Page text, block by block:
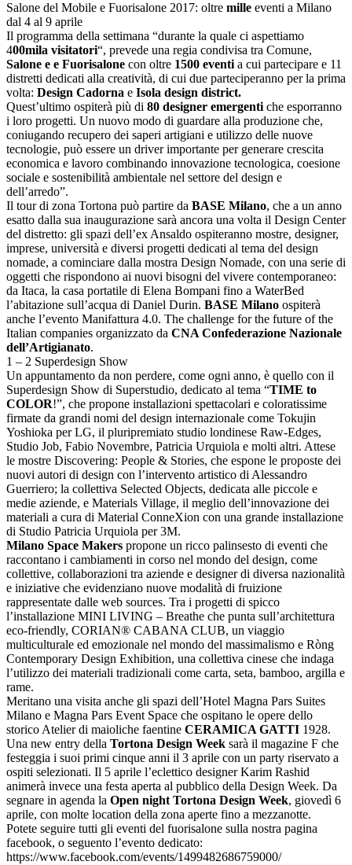
Salone del Mobile e Fuorisalone 2017: oltre mille eventi a Milano
dal 4 al 9 aprile
Il programma della settimana “durante la quale ci aspettiamo
400mila visitatori“, prevede una regia condivisa tra Comune,
Salone e e Fuorisalone con oltre 1500 eventi a cui partecipare e 11
distretti dedicati alla creatività, di cui due parteciperanno per la prima
volta: Design Cadorna e Isola design district.
Quest’ultimo ospiterà più di 80 designer emergenti che esporranno
i loro progetti. Un nuovo modo di guardare alla produzione che,
coniugando recupero dei saperi artigiani e utilizzo delle nuove
tecnologie, può essere un driver importante per generare crescita
economica e lavoro combinando innovazione tecnologica, coesione
sociale e sostenibilità ambientale nel settore del design e
dell’arredo”.
Il tour di zona Tortona può partire da BASE Milano, che a un anno
esatto dalla sua inaugurazione sarà ancora una volta il Design Center
del distretto: gli spazi dell’ex Ansaldo ospiteranno mostre, designer,
imprese, università e diversi progetti dedicati al tema del design
nomade, a cominciare dalla mostra Design Nomade, con una serie di
oggetti che rispondono ai nuovi bisogni del vivere contemporaneo:
da Itaca, la casa portatile di Elena Bompani fino a WaterBed
l’abitazione sull’acqua di Daniel Durin. BASE Milano ospiterà
anche l’evento Manifattura 4.0. The challenge for the future of the
Italian companies organizzato da CNA Confederazione Nazionale
dell’Artigianato.
1 – 2 Superdesign Show
Un appuntamento da non perdere, come ogni anno, è quello con il
Superdesign Show di Superstudio, dedicato al tema “TIME to
COLOR!”, che propone installazioni spettacolari e coloratissime
firmate da grandi nomi del design internazionale come Tokujin
Yoshioka per LG, il pluripremiato studio londinese Raw-Edges,
Studio Job, Fabio Novembre, Patricia Urquiola e molti altri. Attese
le mostre Discovering: People & Stories, che espone le proposte dei
nuovi autori di design con l’intervento artistico di Alessandro
Guerriero; la collettiva Selected Objects, dedicata alle piccole e
medie aziende, e Materials Village, il meglio dell’innovazione dei
materiali a cura di Material ConneXion con una grande installazione
di Studio Patricia Urquiola per 3M.
Milano Space Makers propone un ricco palinsesto di eventi che
raccontano i cambiamenti in corso nel mondo del design, come
collettive, collaborazioni tra aziende e designer di diversa nazionalità
e iniziative che evidenziano nuove modalità di fruizione
rappresentate dalle web sources. Tra i progetti di spicco
l’installazione MINI LIVING – Breathe che punta sull’architettura
eco-friendly, CORIAN® CABANA CLUB, un viaggio
multiculturale ed emozionale nel mondo del massimalismo e Ròng
Contemporary Design Exhibition, una collettiva cinese che indaga
l’utilizzo dei materiali tradizionali come carta, seta, bamboo, argilla e
rame.
Meritano una visita anche gli spazi dell’Hotel Magna Pars Suites
Milano e Magna Pars Event Space che ospitano le opere dello
storico Atelier di maioliche faentine CERAMICA GATTI 1928.
Una new entry della Tortona Design Week sarà il magazine F che
festeggia i suoi primi cinque anni il 3 aprile con un party riservato a
ospiti selezionati. Il 5 aprile l’eclettico designer Karim Rashid
animerà invece una festa aperta al pubblico della Design Week. Da
segnare in agenda la Open night Tortona Design Week, giovedì 6
aprile, con molte location della zona aperte fino a mezzanotte.
Potete seguire tutti gli eventi del fuorisalone sulla nostra pagina
facebook, o seguento l’evento dedicato:
https://www.facebook.com/events/1499482686759000/